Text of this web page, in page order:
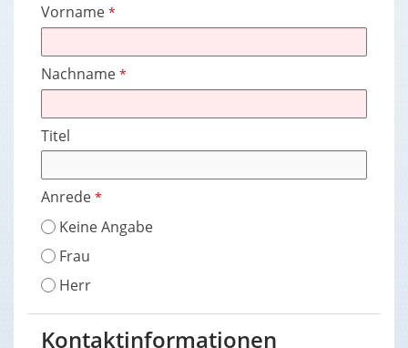
Vorname *
Nachname *
Titel
Anrede *
Keine Angabe
Frau
Herr
Kontaktinformationen